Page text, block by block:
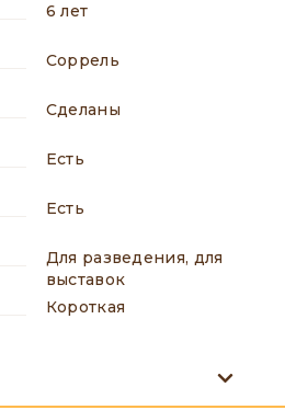
6 лет
соррель
сделаны
есть
есть
для разведения, для
выставок
короткая